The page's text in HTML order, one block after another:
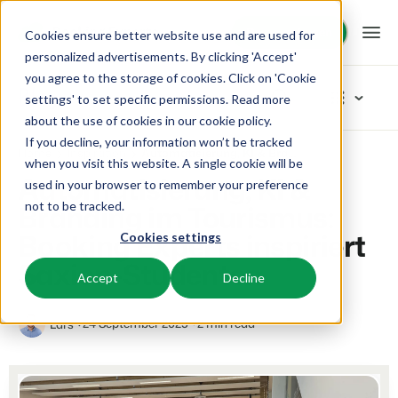
Cookies ensure better website use and are used for
personalized advertisements. By clicking 'Accept'
you agree to the storage of cookies. Click on 'Cookie
settings' to set specific permissions. Read more
about the use of cookies in our cookie policy.
If you decline, your information won’t be tracked
when you visit this website. A single cookie will be
used in your browser to remember your preference
not to be tracked.
Cookies settings
Accept Decline
Demo anfragen
Demo anfragen
Plattform
BEX PMS
PMS
Verwalte alle Backoffice Abläufe.
Vermarkte dein Angebot auf verschiedenen Channels.
Steigere deine direkten Buchungen über deine Website.
App Store
Verbinde dich mit deinen Lieblingsapps und -tools.
Unsere Lösungen
BEX für:
Ferienhäuser, Bungalows, Mobilheime und Weinfässer.
Stellplätze, Camping, Glamping und Zelten.
Ski-, Wellness-, Golf- und Tauchresorts.
Ressourcen
Wissenswertes
BEX Educate | Pro
Weiter lernen, weiter führen in der Freizeitbranche
Neuigkeiten der Branche und wertvolle Tipps
Preise
Kundenstories
Übersicht
Blog
Artikel-Kategorien
Neu
Bereit für Innovation
Produkt
Von der Idee bis hin zur Lösung
Team und Unternehmenskultur
Erfolgsorientiert
Tipps und Best Practices
Home Inspiration
Automatisierung, KI &
Branding im Tourismus:
Booking Experts inspiriert
Saxion-Studenten
Lars 24 September 2025 2 min read